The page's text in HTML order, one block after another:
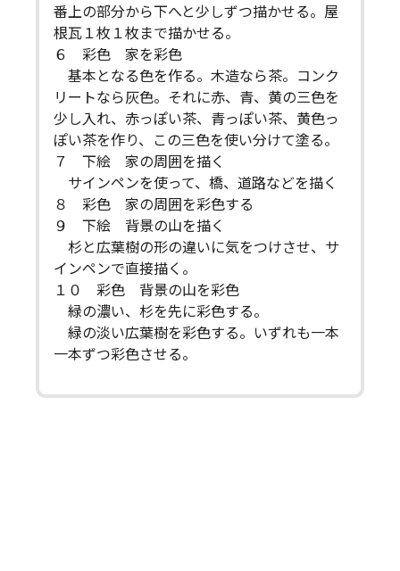
番上の部分から下へと少しずつ描かせる。屋
根瓦１枚１枚まで描かせる。
６ 彩色 家を彩色
基本となる色を作る。木造なら茶。コンク
リートなら灰色。それに赤、青、黄の三色を
少し入れ、赤っぽい茶、青っぽい茶、黄色っ
ぽい茶を作り、この三色を使い分けて塗る。
７ 下絵 家の周囲を描く
サインペンを使って、橋、道路などを描く
８ 彩色 家の周囲を彩色する
９ 下絵 背景の山を描く
杉と広葉樹の形の違いに気をつけさせ、サ
インペンで直接描く。
１０ 彩色 背景の山を彩色
緑の濃い、杉を先に彩色する。
緑の淡い広葉樹を彩色する。いずれも一本
一本ずつ彩色させる。